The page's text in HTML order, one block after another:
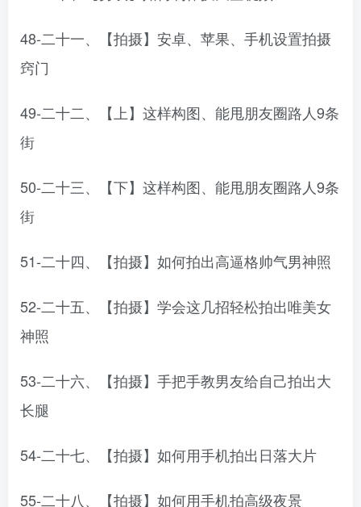
48-二十一、【拍摄】安卓、苹果、手机设置拍摄
窍门
49-二十二、【上】这样构图、能甩朋友圈路人9条
街
50-二十三、【下】这样构图、能甩朋友圈路人9条
街
51-二十四、【拍摄】如何拍出高逼格帅气男神照
52-二十五、【拍摄】学会这几招轻松拍出唯美女
神照
53-二十六、【拍摄】手把手教男友给自己拍出大
长腿
54-二十七、【拍摄】如何用手机拍出日落大片
55-二十八、【拍摄】如何用手机拍高级夜景